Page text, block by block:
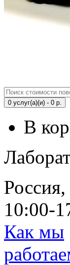
0 услуг(а)(и) - 0 р.
В
10:00-
Как мы